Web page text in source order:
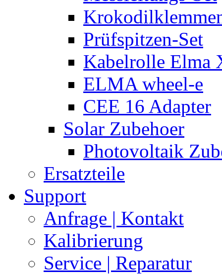
Prüfspitzen-Set
Kabelrolle Elma
ELMA wheel-e
CEE 16 Adapter
Solar Zubehoer
Photovoltaik
Ersatzteile
Support
Anfrage | Kontakt
Kalibrierung
Service | Reparatur